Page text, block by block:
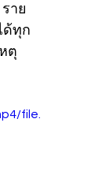
าย
ด้ทุก
ตุ
file.